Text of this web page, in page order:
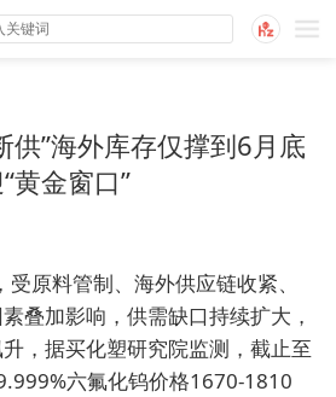
供”海外库存仅撑到6月底
黄金窗口”
原料管制、海外供应链收紧、
叠加影响，供需缺口持续扩大，
，据买化塑研究院监测，截止至
六氟化钨价格1670-1810